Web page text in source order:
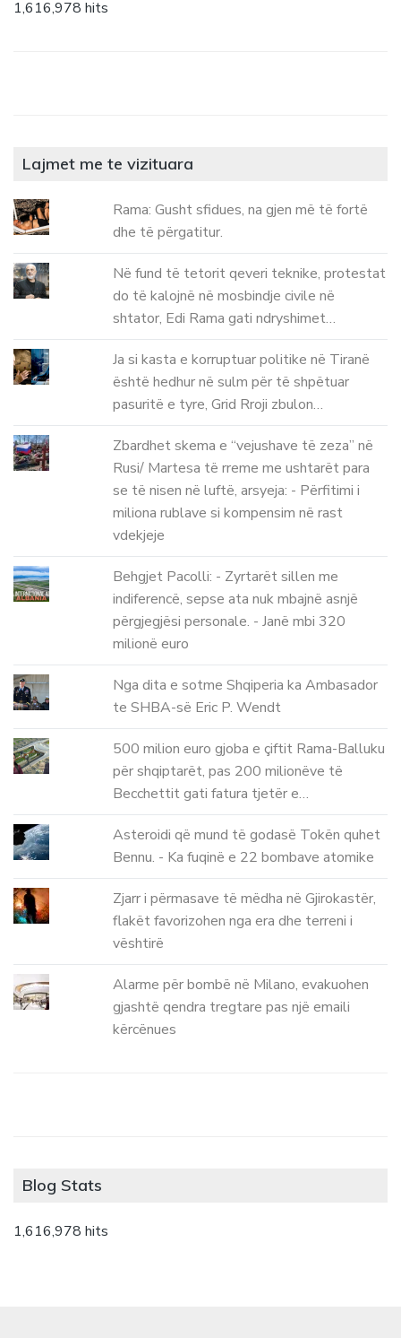
1,616,978 hits
Lajmet me te vizituara
Rama: Gusht sfidues, na gjen më të fortë
dhe të përgatitur.
Në fund të tetorit qeveri teknike, protestat
do të kalojnë në mosbindje civile në
shtator, Edi Rama gati ndryshimet…
Ja si kasta e korruptuar politike në Tiranë
është hedhur në sulm për të shpëtuar
pasuritë e tyre, Grid Rroji zbulon…
Zbardhet skema e “vejushave të zeza” në
Rusi/ Martesa të rreme me ushtarët para
se të nisen në luftë, arsyeja: - Përfitimi i
miliona rublave si kompensim në rast
vdekjeje
Behgjet Pacolli: - Zyrtarët sillen me
indiferencë, sepse ata nuk mbajnë asnjë
përgjegjësi personale. - Janë mbi 320
milionë euro
Nga dita e sotme Shqiperia ka Ambasador
te SHBA-së Eric P. Wendt
500 milion euro gjoba e çiftit Rama-Balluku
për shqiptarët, pas 200 milionëve të
Becchettit gati fatura tjetër e…
Asteroidi që mund të godasë Tokën quhet
Bennu. - Ka fuqinë e 22 bombave atomike
Zjarr i përmasave të mëdha në Gjirokastër,
flakët favorizohen nga era dhe terreni i
vështirë
Alarme për bombë në Milano, evakuohen
gjashtë qendra tregtare pas një emaili
kërcënues
Blog Stats
1,616,978 hits